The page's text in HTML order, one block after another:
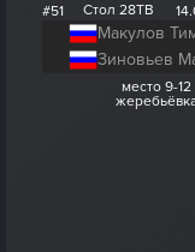
#51 Стол 28ТВ
Зиновьев
место 9-12